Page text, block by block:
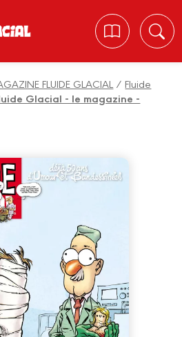
FLUIDE GLACIAL /Fluide
Glacial - le magazine -